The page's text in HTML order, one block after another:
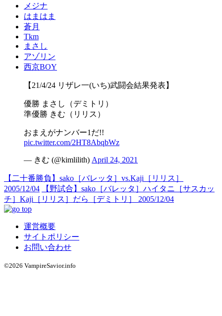
メジナ
はまはま
蒼月
Tkm
まさし
アゾリン
西京BOY
【21/4/24 リザレ一(いち)武闘会結果発表】
優勝 まさし（デミトリ）
準優勝 きむ（リリス）
おまえがナンバー1だ!!
pic.twitter.com/2HT8AbqbWz
— きむ (@kimlilith) April 24, 2021
【二十番勝負】sako［バレッタ］vs.Kaji［リリス］
2005/12/04
【野試合】sako［バレッタ］ハイタニ［サスカッ
チ］Kaji［リリス］だら［デミトリ］ 2005/12/04
運営概要
サイトポリシー
お問い合わせ
©2026 VampireSavior.info